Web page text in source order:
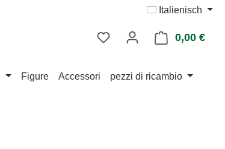
Italienisch
0,00 €Il
Figure Accessori pezzi di ricambio